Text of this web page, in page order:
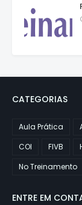
CATEGORIAS
Aula Prática
COI
FIVB
No Treinamento
ENTRE EM